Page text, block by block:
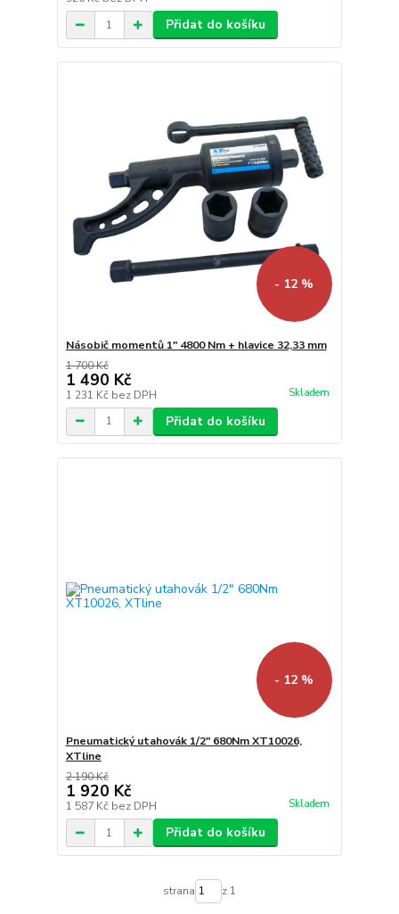
Přidat do košíku
- 12 %
Násobič momentů 1" 4800 Nm + hlavice 32,33 mm
1 700 Kč
1 490 Kč
1 231 Kč bez DPH Skladem
Přidat do košíku
- 12 %
Pneumatický utahovák 1/2" 680Nm XT10026,
XTline
2 190 Kč
1 920 Kč
1 587 Kč bez DPH Skladem
Přidat do košíku
strana z 1